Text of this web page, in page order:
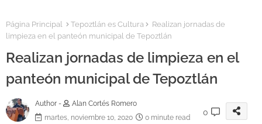
Página Principal Tepoztlán es Cultura
Realizan jornadas de
limpieza en el panteón municipal de Tepoztlán
Realizan jornadas de limpieza en el
panteón municipal de Tepoztlán
Author -
Alan Cortés Romero
martes, noviembre 10, 2020
0 minute read
0